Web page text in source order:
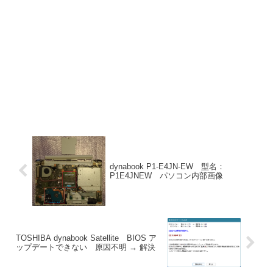
dynabook P1-E4JN-EW 型名：
P1E4JNEW パソコン内部画像
TOSHIBA dynabook Satellite BIOS ア
ップデートできない 原因不明 → 解決